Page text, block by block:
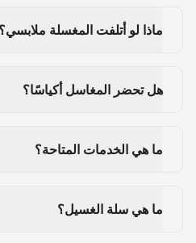
ماذا لو أتلفت المغسلة ملابسي؟
هل تحضر المغاسل أكياسًا؟
ما هي الخدمات المتاحة؟
ما هي سلة الغسيل؟